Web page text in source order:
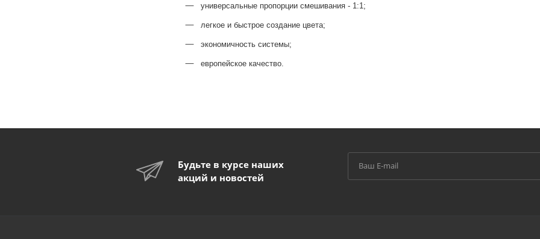
универсальные пропорции смешивания - 1:1;
легкое и быстрое создание цвета;
экономичность системы;
европейское качество.
Будьте в курсе наших
акций и новостей